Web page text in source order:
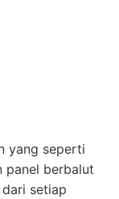
yang seperti
panel berbalut
setiap